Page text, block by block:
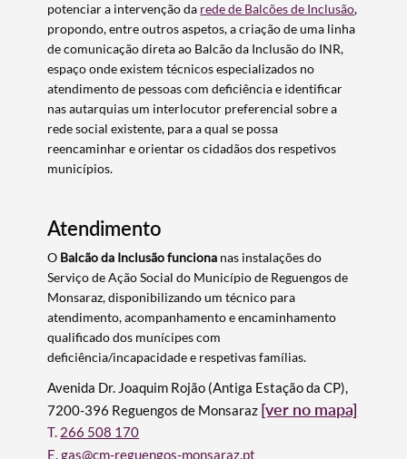
Termo de Pesquisa
Categorias gerais
Filtros
potenciar a intervenção da rede de Balcões de Inclusão,
propondo, entre outros aspetos, a criação de uma linha
de comunicação direta ao Balcão da Inclusão do INR,
espaço onde existem técnicos especializados no
atendimento de pessoas com deficiência e identificar
nas autarquias um interlocutor preferencial sobre a
rede social existente, para a qual se possa
reencaminhar e orientar os cidadãos dos respetivos
municípios.
Atendimento
O Balcão da Inclusão funciona nas instalações do
Serviço de Ação Social do Município de Reguengos de
Monsaraz, disponibilizando um técnico para
atendimento, acompanhamento e encaminhamento
qualificado dos munícipes com
deficiência/incapacidade e respetivas famílias.
Avenida Dr. Joaquim Rojão (Antiga Estação da CP),
7200-396 Reguengos de Monsaraz [ver no mapa]
T. 266 508 170
E.gas@cm-reguengos-monsaraz.pt